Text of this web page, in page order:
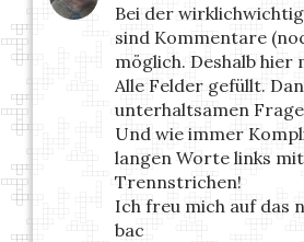
Bei der
sind Kommentare
möglich. Deshalb hier
Alle Felder gefüllt.
unterhaltsamen
Und wie immer
langen Worte links
Trennstrichen!
Ich freu mich auf das
bac